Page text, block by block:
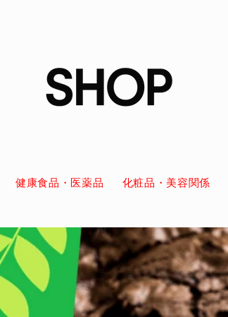
健康食品・医薬品 化粧品・美容関係